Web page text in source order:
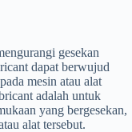
gesekan
dapat berwujud
mesin atau alat
adalah untuk
yang bergesekan,
alat tersebut.